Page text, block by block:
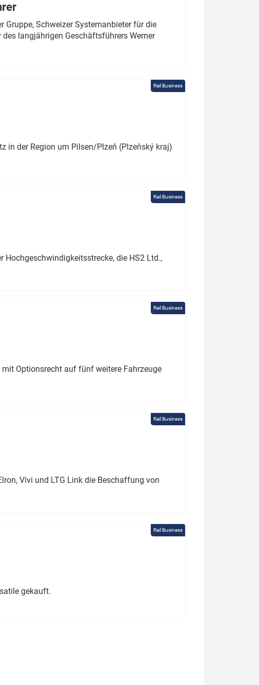
Gruppe, Schweizer Systemanbieter für die
langjährigen Geschäftsführers Werner
Rail Business
in der Region um Pilsen/Plzeň (Plzeňský kraj)
Rail Business
die HS2 Ltd.,
Rail Business
Optionsrecht auf fünf weitere Fahrzeuge
Rail Business
Vivi und LTG Link die Beschaffung von
Rail Business
gekauft.